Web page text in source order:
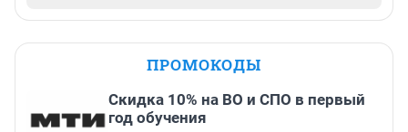
ПРОМОКОДЫ
Скидка 10% на ВО и СПО в первый
год обучения